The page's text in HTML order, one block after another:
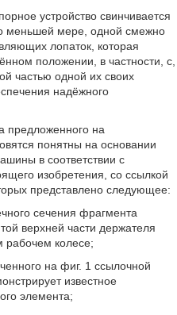
устройство свинчивается
меньшей мере, одной смежно
лопаток, которая
положении, в частности, с,
частью одной их своих
надёжного
предложенного на
понятны на основании
в соответствии с
изобретения, со ссылкой
представлено следующее:
сечения фрагмента
верхней части держателя
рабочем колесе;
на фиг. 1 ссылочной
известное
элемента;